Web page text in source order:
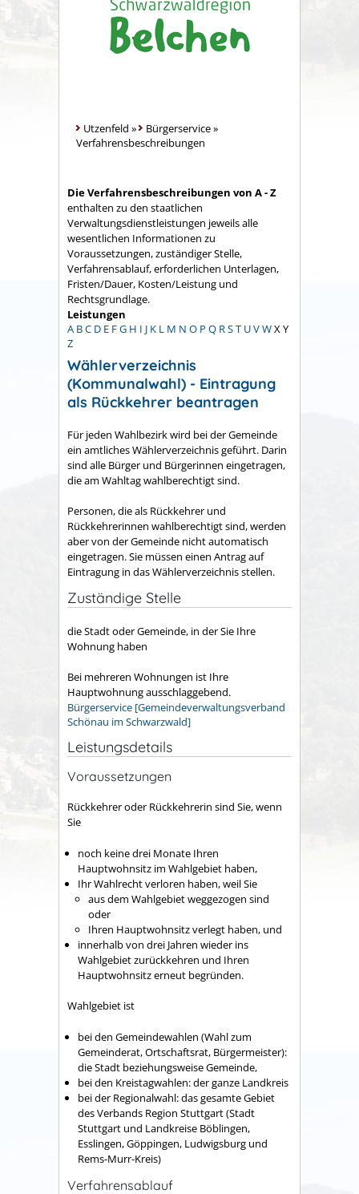
Utzenfeld » Bürgerservice»
Verfahrensbeschreibungen
Die Verfahrensbeschreibungen von A - Z
enthalten zu den staatlichen
Verwaltungsdienstleistungen jeweils alle
wesentlichen Informationen zu
Voraussetzungen, zuständiger Stelle,
Verfahrensablauf, erforderlichen Unterlagen,
Fristen/Dauer, Kosten/Leistung und
Rechtsgrundlage.
Leistungen
A BC D E FG H I J K L M N O P Q RST UVWX Y
Z
Wählerverzeichnis
(Kommunalwahl) - Eintragung
als Rückkehrer beantragen
Für jeden Wahlbezirk wird bei der Gemeinde
ein amtliches Wählerverzeichnis geführt. Darin
sind alle Bürger und Bürgerinnen eingetragen,
die am Wahltag wahlberechtigt sind.
Personen, die als Rückkehrer und
Rückkehrerinnen wahlberechtigt sind, werden
aber von der Gemeinde nicht automatisch
eingetragen. Sie müssen einen Antrag auf
Eintragung in das Wählerverzeichnis stellen.
Zuständige Stelle
die Stadt oder Gemeinde, in der Sie Ihre
Wohnung haben
Bei mehreren Wohnungen ist Ihre
Hauptwohnung ausschlaggebend.
Bürgerservice [Gemeindeverwaltungsverband
Schönau im Schwarzwald]
Leistungsdetails
Voraussetzungen
Rückkehrer oder Rückkehrerin sind Sie, wenn
Sie
noch keine drei Monate Ihren
Hauptwohnsitz im Wahlgebiet haben,
Ihr Wahlrecht verloren haben, weil Sie
aus dem Wahlgebiet weggezogen sind
oder
Ihren Hauptwohnsitz verlegt haben, und
innerhalb von drei Jahren wieder ins
Wahlgebiet zurückkehren und Ihren
Hauptwohnsitz erneut begründen.
Wahlgebiet ist
bei den Gemeindewahlen (Wahl zum
Gemeinderat, Ortschaftsrat, Bürgermeister):
die Stadt beziehungsweise Gemeinde,
bei den Kreistagwahlen: der ganze Landkreis
bei der Regionalwahl: das gesamte Gebiet
des Verbands Region Stuttgart (Stadt
Stuttgart und Landkreise Böblingen,
Esslingen, Göppingen, Ludwigsburg und
Rems-Murr-Kreis)
Verfahrensablauf